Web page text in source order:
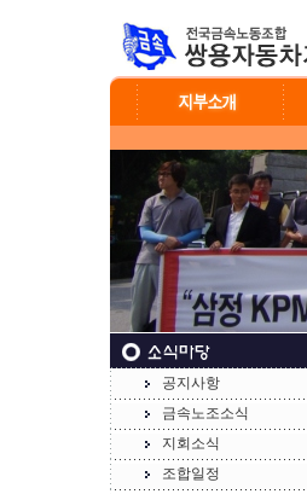
공지사항
금속노조소식
지회소식
조합일정